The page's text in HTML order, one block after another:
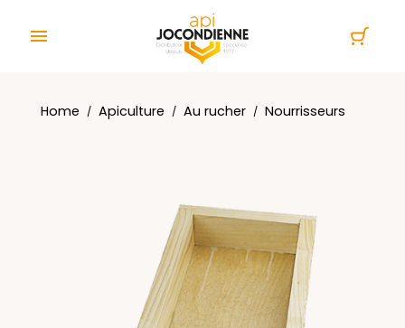

Home Apiculture Au rucher Nourrisseurs